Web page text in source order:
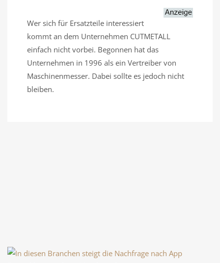
Wer sich für Ersatzteile interessiert
kommt an dem Unternehmen CUTMETALL
einfach nicht vorbei. Begonnen hat das
Unternehmen in 1996 als ein Vertreiber von
Maschinenmesser. Dabei sollte es jedoch nicht
bleiben.